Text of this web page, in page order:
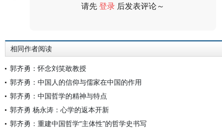
请先登录 后发表评论～
相同作者阅读
郭齐勇：怀念刘笑敢教授
郭齐勇：中国人的信仰与儒家在中国的作用
郭齐勇：中国哲学的精神与特点
郭齐勇 杨永涛：心学的返本开新
郭齐勇：重建中国哲学“主体性”的哲学史书写